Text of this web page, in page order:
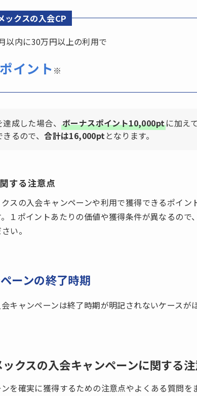
ックスの入会CP
以内に30万円以上の利用で
イント ※
成した場合、 ボーナスポイント10,000ptに加え
きるので、合計は16,000ptとなります。
する注意点
スの入会キャンペーンや利用で獲得できるポイ
１ポイントあたりの価値や獲得条件が異なるの
い。
ーンの終了時期
キャンペーンは終了時期が明記されないケースが
ックスの入会キャンペーンに関する
を確実に獲得するための注意点やよくある質問を